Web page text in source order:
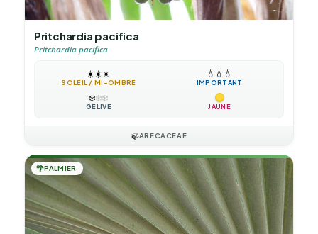
Pritchardia pacifica
Pritchardia pacifica
☀️☀️☀️
SOLEIL / MI-OMBRE
💧 💧 💧
IMPORTANT
❄️❄️❄️
GÉLIVE JAUNE
🍃ARECACEAE
🌴PALMIER